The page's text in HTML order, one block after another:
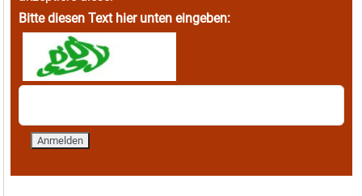
Bitte diesen Text hier unten eingeben: